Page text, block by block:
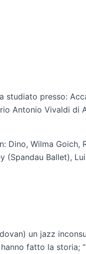
studiato presso:
Antonio Vivaldi di
Wilma Goich,
(Spandau Ballet),
un jazz
fatto la storia;